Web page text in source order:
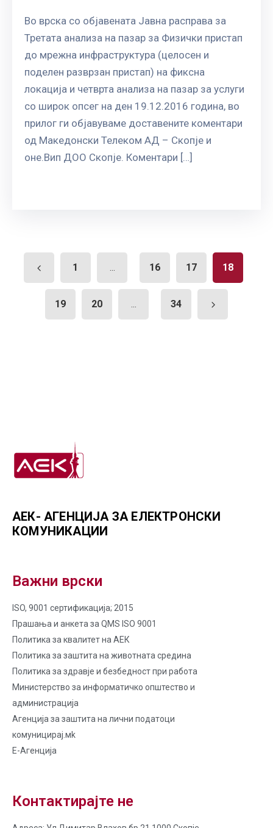
Во врска со објавената Јавна расправа за
Третата анализа на пазар за Физички пристап
до мрежна инфраструктура (целосен и
поделен разврзан пристап) на фиксна
локација и четврта анализа на пазар за услуги
со широк опсег на ден 19.12.2016 година, во
прилог ги објавуваме доставените коментари
од Македонски Телеком АД – Скопје и
оне.Вип ДОО Скопје. Коментари […]
1 ... 16 17 18
19 20 ... 34
АЕК- АГЕНЦИЈА ЗА ЕЛЕКТРОНСКИ
КОМУНИКАЦИИ
Важни врски
ISO, 9001 сертификација; 2015
Прашања и анкета за QMS ISO 9001
Политика за квалитет на AЕК
Политика за заштита на животната средина
Политика за здравје и безбедност при работа
Министерство за информатичко општество и
администрација
Агенција за заштита на лични податоци
комуницирај.мk
Е-Агенција
Контактирајте не